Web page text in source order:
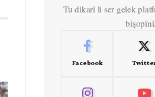
Tu dikarî li ser gelek
bişopînî.
Facebook